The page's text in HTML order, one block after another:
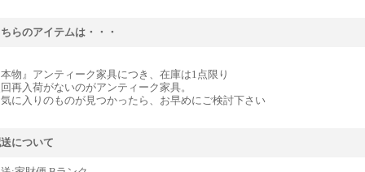
らのアイテムは・・・
物』アンティーク家具につき、在庫は1点限り
再入荷がないのがアンティーク家具。
に入りのものが見つかったら、お早めにご検討下さい
について